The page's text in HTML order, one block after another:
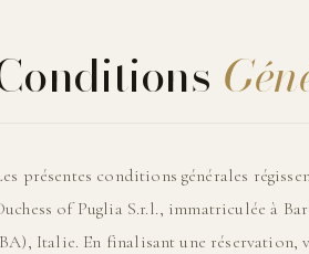
présentes conditions générales
of Puglia S.r.l., immatriculée à
Italie. En finalisant une réservation,